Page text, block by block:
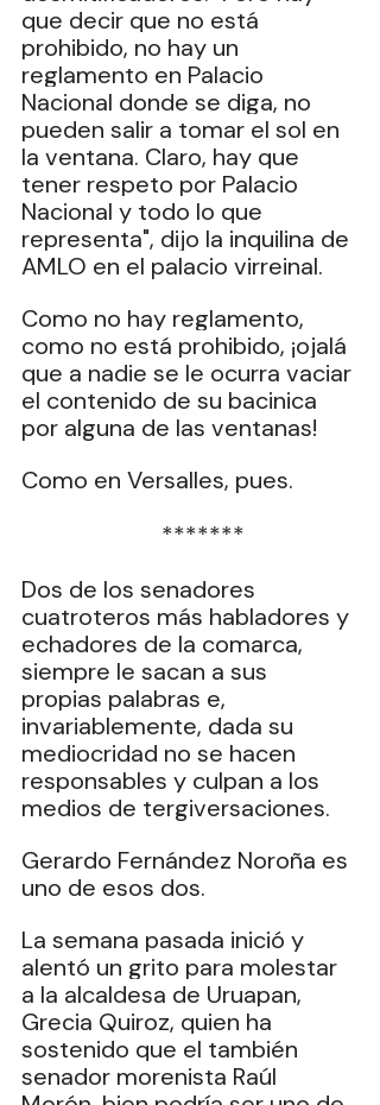
que decir que no está
prohibido, no hay un
reglamento en Palacio
Nacional donde se diga, no
pueden salir a tomar el sol en
la ventana. Claro, hay que
tener respeto por Palacio
Nacional y todo lo que
representa", dijo la inquilina de
AMLO en el palacio virreinal.
Como no hay reglamento,
como no está prohibido, ¡ojalá
que a nadie se le ocurra vaciar
el contenido de su bacinica
por alguna de las ventanas!
Como en Versalles, pues.
*******
Dos de los senadores
cuatroteros más habladores y
echadores de la comarca,
siempre le sacan a sus
propias palabras e,
invariablemente, dada su
mediocridad no se hacen
responsables y culpan a los
medios de tergiversaciones.
Gerardo Fernández Noroña es
uno de esos dos.
La semana pasada inició y
alentó un grito para molestar
a la alcaldesa de Uruapan,
Grecia Quiroz, quien ha
sostenido que el también
senador morenista Raúl